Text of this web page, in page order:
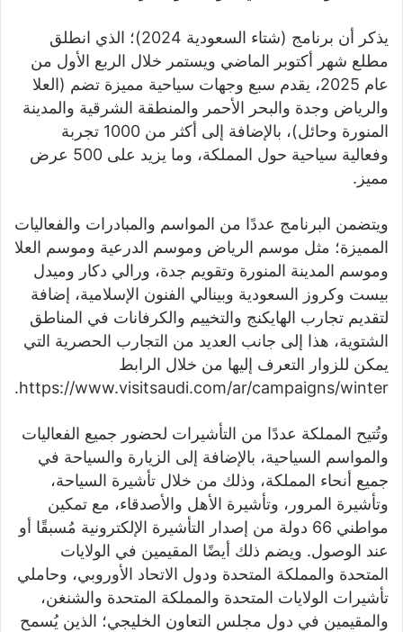
يذكر أن برنامج (شتاء السعودية 2024)؛ الذي انطلق
مطلع شهر أكتوبر الماضي ويستمر خلال الربع الأول من
عام 2025، يقدم سبع وجهات سياحية مميزة تضم (العلا
والرياض وجدة والبحر الأحمر والمنطقة الشرقية والمدينة
المنورة وحائل)، بالإضافة إلى أكثر من 1000 تجربة
وفعالية سياحية حول المملكة، وما يزيد على 500 عرض
مميز.
ويتضمن البرنامج عددًا من المواسم والمبادرات والفعاليات
المميزة؛ مثل موسم الرياض وموسم الدرعية وموسم العلا
وموسم المدينة المنورة وتقويم جدة، ورالي دكار وميدل
بيست وكروز السعودية وبينالي الفنون الإسلامية، إضافة
لتقديم تجارب الهايكنج والتخييم والكرفانات في المناطق
الشتوية، هذا إلى جانب العديد من التجارب الحصرية التي
يمكن للزوار التعرف إليها من خلال الرابط
https://www.visitsaudi.com/ar/campaigns/winter.
وتُتيح المملكة عددًا من التأشيرات لحضور جميع الفعاليات
والمواسم السياحية، بالإضافة إلى الزيارة والسياحة في
جميع أنحاء المملكة، وذلك من خلال تأشيرة السياحة،
وتأشيرة المرور، وتأشيرة الأهل والأصدقاء، مع تمكين
مواطني 66 دولة من إصدار التأشيرة الإلكترونية مُسبقًا أو
عند الوصول. ويضم ذلك أيضًا المقيمين في الولايات
المتحدة والمملكة المتحدة ودول الاتحاد الأوروبي، وحاملي
تأشيرات الولايات المتحدة والمملكة المتحدة والشنغن،
والمقيمين في دول مجلس التعاون الخليجي؛ الذين يُسمح